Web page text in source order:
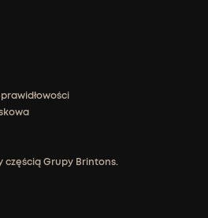
częścią Grupy Brintons.